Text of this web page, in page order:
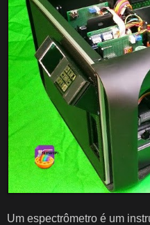
Um espectrômetro é um